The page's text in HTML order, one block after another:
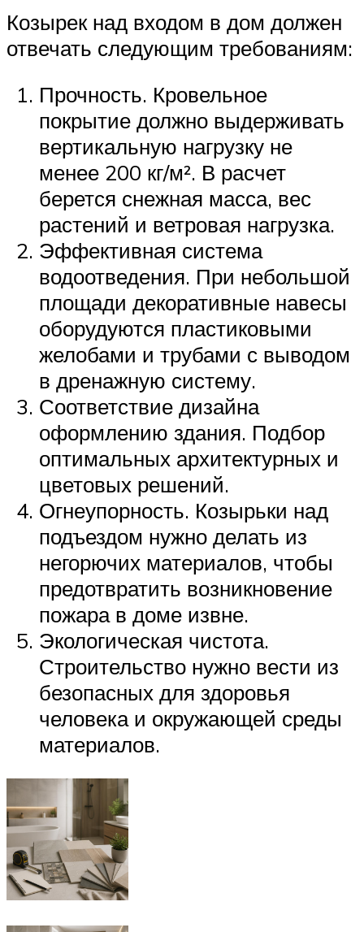
Козырек над входом в дом должен
отвечать следующим требованиям:
Прочность. Кровельное
покрытие должно выдерживать
вертикальную нагрузку не
менее 200 кг/м². В расчет
берется снежная масса, вес
растений и ветровая нагрузка.
Эффективная система
водоотведения. При небольшой
площади декоративные навесы
оборудуются пластиковыми
желобами и трубами с выводом
в дренажную систему.
Соответствие дизайна
оформлению здания. Подбор
оптимальных архитектурных и
цветовых решений.
Огнеупорность. Козырьки над
подъездом нужно делать из
негорючих материалов, чтобы
предотвратить возникновение
пожара в доме извне.
Экологическая чистота.
Строительство нужно вести из
безопасных для здоровья
человека и окружающей среды
материалов.